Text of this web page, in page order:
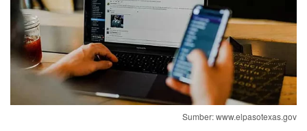
Sumber: www.elpasotexas.gov